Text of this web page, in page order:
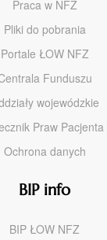
Praca w NFZ
Pliki do pobrania
Portale ŁOW NFZ
Funduszu
wojewódzkie
Praw Pacjenta
Ochrona danych
BIP info
BIP ŁOW NFZ